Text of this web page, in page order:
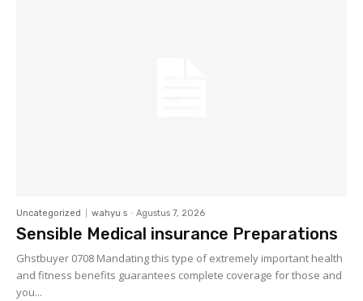
Uncategorized wahyu s - Agustus 7, 2026
Sensible Medical insurance Preparations
Ghstbuyer 0708 Mandating this type of extremely important health
and fitness benefits guarantees complete coverage for those and
you...